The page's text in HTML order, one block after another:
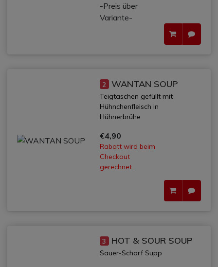
-Preis über
Variante-
2 WANTAN SOUP
Teigtaschen gefüllt mit
Hühnchenfleisch in
Hühnerbrühe
€4,90
Rabatt wird beim
Checkout
gerechnet.
3 HOT & SOUR SOUP
Sauer-Scharf Supp